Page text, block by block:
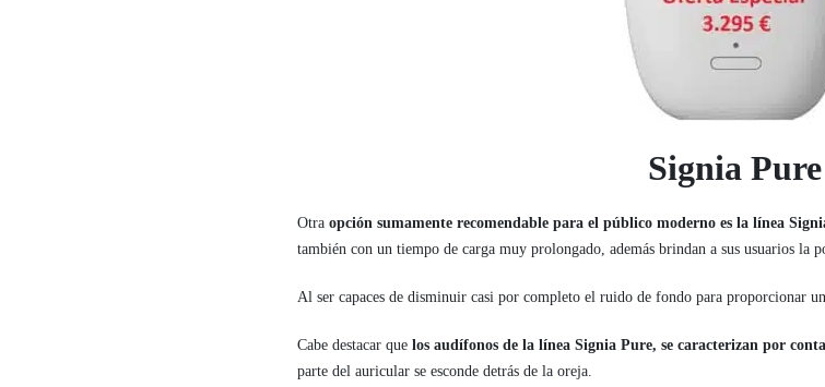
Signia Pure
Otra opción sumamente recomendable para el público moderno es la línea
también con un tiempo de carga muy prolongado, además brindan a sus usuarios la
Al ser capaces de disminuir casi por completo el ruido de fondo para proporcionar
Cabe destacar que los audífonos de la línea Signia Pure, se caracterizan por
parte del auricular se esconde detrás de la oreja.